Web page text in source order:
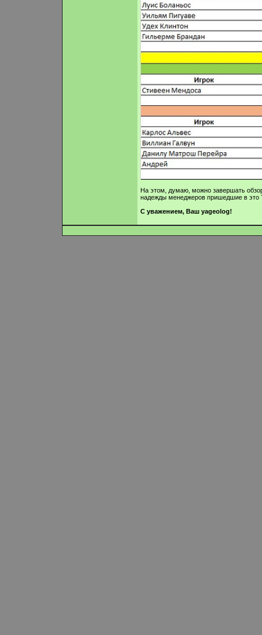
На этом, думаю, можно завершать
надежды менеджеров пришедшие в это
С уважением, Ваш yageolog!